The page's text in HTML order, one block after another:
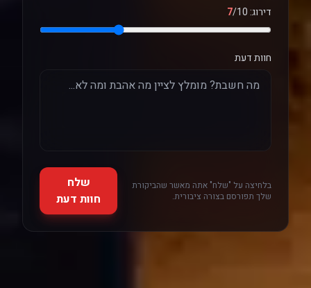
דירוג: 7/10
חוות דעת
בלחיצה על "שלח" אתה מאשר שהביקורת
שלך תפורסם בצורה ציבורית.
שלח
חוות דעת